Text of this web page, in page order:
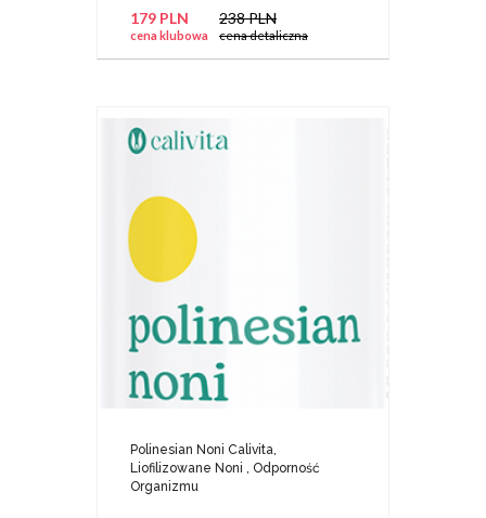
179 PLN
cena klubowa
238 PLN
cena detaliczna
Polinesian Noni Calivita,
Liofilizowane Noni , Odporność
Organizmu